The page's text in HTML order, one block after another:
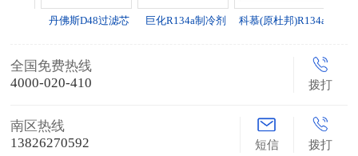
复盛油过滤器 丹佛斯D48过滤芯 巨化R134a制冷剂 科慕(原杜邦
全国免费热线
4000-020-410
拨打
南区热线
13826270592
短信 拨打